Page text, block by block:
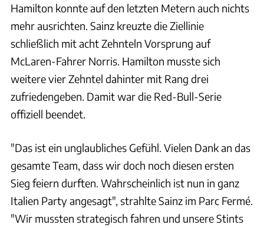
Hamilton konnte auf den letzten Metern auch nichts
mehr ausrichten. Sainz kreuzte die Ziellinie
schließlich mit acht Zehnteln Vorsprung auf
McLaren-Fahrer Norris. Hamilton musste sich
weitere vier Zehntel dahinter mit Rang drei
zufriedengeben. Damit war die Red-Bull-Serie
offiziell beendet.
"Das ist ein unglaubliches Gefühl. Vielen Dank an das
gesamte Team, dass wir doch noch diesen ersten
Sieg feiern durften. Wahrscheinlich ist nun in ganz
Italien Party angesagt", strahlte Sainz im Parc Fermé.
"Wir mussten strategisch fahren und unsere Stints